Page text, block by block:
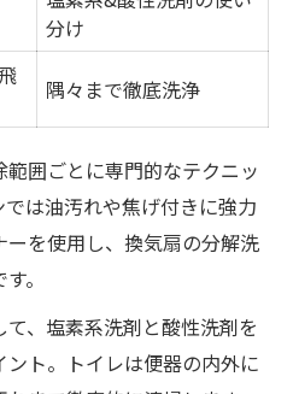
分け
隅々まで徹底洗浄
囲ごとに専門的なテクニッ
は油汚れや焦げ付きに強力
を使用し、換気扇の分解洗
。
、塩素系洗剤と酸性洗剤を
ト。トイレは便器の内外に